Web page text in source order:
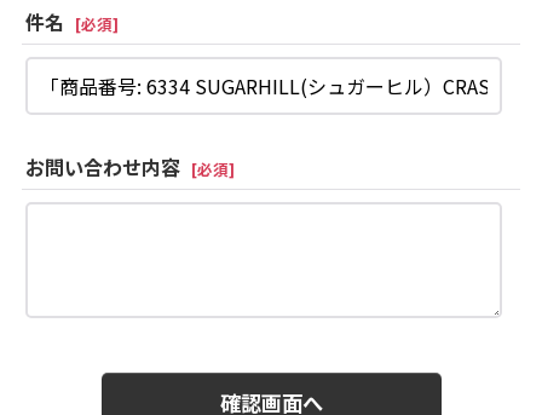
件名 [必須]
お問い合わせ内容 [必須]
確認画面へ